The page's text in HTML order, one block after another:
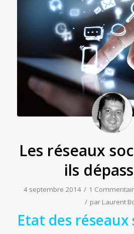
Les réseaux
ils
4 septembre 2014 / 1
/ par Laurent
Etat des réseaux